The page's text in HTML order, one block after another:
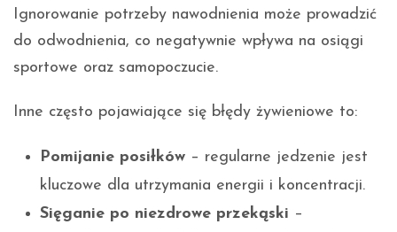
Ignorowanie potrzeby nawodnienia może prowadzić
do odwodnienia, co negatywnie wpływa na osiągi
sportowe oraz samopoczucie.
Inne często pojawiające się błędy żywieniowe to:
Pomijanie posiłków – regularne jedzenie jest
kluczowe dla utrzymania energii i koncentracji.
Sięganie po niezdrowe przekąski –